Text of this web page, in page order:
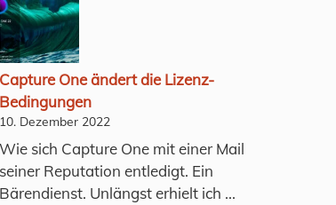
Capture One ändert die Lizenz-
Bedingungen
10. Dezember 2022
Wie sich Capture One mit einer Mail
seiner Reputation entledigt. Ein
Bärendienst. Unlängst erhielt ich ...